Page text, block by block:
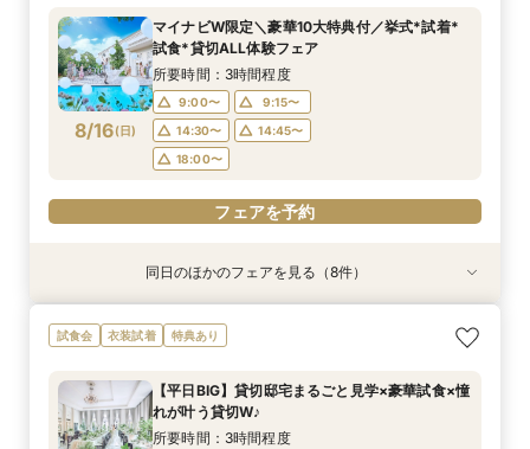
8/15(土)
9:00〜
9:15〜
14:30〜
14:45〜
18:00〜
フェアを予約
8/15(土)
9:00〜
9:15〜
14:30〜
14:45〜
18:00〜
フェアを予約
8/15(土)
9:00〜
9:15〜
14:30〜
14:45〜
18:00〜
フェアを予約
8/15(土)
9:00〜
9:15〜
14:30〜
14:45〜
18:00〜
フェアを予約
8/15(土)
9:00〜
9:15〜
14:30〜
14:45〜
18:00〜
フェアを予約
8/15(土)
9:00〜
9:15〜
14:30〜
14:45〜
18:00〜
フェアを予約
8/15(土)
9:00〜
9:15〜
14:15〜
14:30〜
18:00〜
フェアを予約
8/15(土)
9:00〜
9:15〜
14:30〜
14:45〜
18:00〜
フェアを予約
8/16(日)
マイナビW限定＼豪華10大特典付／挙式*試着*
試食*貸切ALL体験フェア
所要時間：3時間程度
9:00〜
9:15〜
14:30〜
14:45〜
18:00〜
フェアを予約
特典あり 動画あり
8/16(日)
＜初めての式場見学＞心躍る花嫁の第一歩♪ゆっ
たり相談＆見学会
9:00〜
14:30〜
14:45〜
特典あり
8/16(日)
【特別婚】マタニティ婚＆パパママキッズ婚に◎
準備安心相談会*
9:00〜
14:30〜
14:45〜
特典あり
8/16(日)
【料理重視の方◎】シェフ渾身コース試食＆おも
てなし料理特典
9:00〜
14:30〜
14:45〜
8/16(日)
【60分クイックフェア】会場見学＆相談会*初見
学にも◎
9:00〜
14:30〜
14:45〜
特典あり
8/16(日)
【全館OK】大切な”ペット”と過ごす挙式＆披露
宴フェア
9:00〜
14:30〜
14:45〜
8/16(日)
【遠方の方◎オンライン相談会】スマホで簡単！
豪華5大特典付き
9:00〜
14:30〜
14:45〜
特典あり
8/16(日)
【10名～会食プラン】貸切邸宅で叶える少人数ウ
エディング相談会
9:00〜
14:15〜
14:30〜
特典あり
8/16(日)
【カメラマン指名可】テーマ設定で叶える充実の
フォト婚フェア
9:00〜
14:30〜
14:45〜
同日のほかのフェアを見る（8件）
試食会 衣装試着 特典あり
【平日BIG】貸切邸宅まるごと見学×豪華試食×憧
れが叶う貸切W♪
所要時間：3時間程度